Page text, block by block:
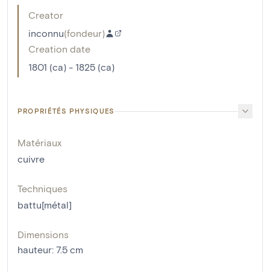
Creator
inconnu(fondeur)
Creation date
1801 (ca) - 1825 (ca)
PROPRIÉTÉS PHYSIQUES
Matériaux
cuivre
Techniques
battu[métal]
Dimensions
hauteur: 7.5 cm